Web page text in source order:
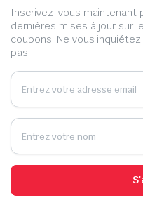
Inscrivez-vous maintenant
dernières mises à jour sur
coupons. Ne vous
pas !